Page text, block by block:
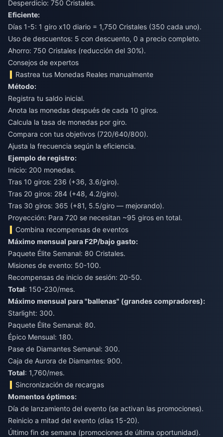
Desperdicio: 750 Cristales.
Eficiente:
Días 1-5: 1 giro x10 diario = 1,750 Cristales (350 cada uno).
Uso de descuentos: 5 con descuento, 0 a precio completo.
Ahorro: 750 Cristales (reducción del 30%).
Consejos de expertos
Rastrea tus Monedas Reales manualmente
Método:
Registra tu saldo inicial.
Anota las monedas después de cada 10 giros.
Calcula la tasa de monedas por giro.
Compara con tus objetivos (720/640/800).
Ajusta la frecuencia según la eficiencia.
Ejemplo de registro:
Inicio: 200 monedas.
Tras 10 giros: 236 (+36, 3.6/giro).
Tras 20 giros: 284 (+48, 4.2/giro).
Tras 30 giros: 365 (+81, 5.5/giro — mejorando).
Proyección: Para 720 se necesitan ~95 giros en total.
Combina recompensas de eventos
Máximo mensual para F2P/bajo gasto:
Paquete Élite Semanal: 80 Cristales.
Misiones de evento: 50-100.
Recompensas de inicio de sesión: 20-50.
Total: 150-230/mes.
Máximo mensual para "ballenas" (grandes compradores):
Starlight: 300.
Paquete Élite Semanal: 80.
Épico Mensual: 180.
Pase de Diamantes Semanal: 300.
Caja de Aurora de Diamantes: 900.
Total: 1,760/mes.
Sincronización de recargas
Momentos óptimos:
Día de lanzamiento del evento (se activan las promociones).
Reinicio a mitad del evento (días 15-20).
Último fin de semana (promociones de última oportunidad).